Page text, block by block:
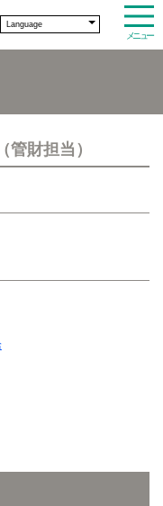
Language
メニュー
財担当）